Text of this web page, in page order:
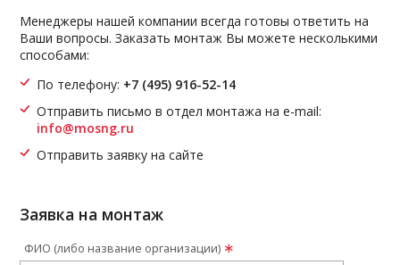
Менеджеры нашей компании всегда готовы ответить на
Ваши вопросы. Заказать монтаж Вы можете несколькими
способами:
По телефону: +7 (495) 916-52-14
Отправить письмо в отдел монтажа на e-mail:
info@mosng.ru
Отправить заявку на сайте
Заявка на монтаж
ФИО (либо название организации)